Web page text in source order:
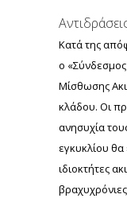
Κατά της
ο
Μίσθωσης
κλάδου. Οι
ανησυχία
εγκυκλίου θα
ιδιοκτήτες